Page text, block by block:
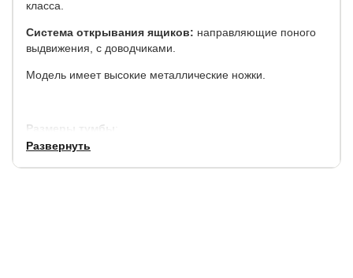
класса.
Система открывания ящиков: направляющие поного
выдвижения, с доводчиками.
Модель имеет высокие металлические ножки.
Размеры тумбы
ширина, см
51
53 56
Развернуть